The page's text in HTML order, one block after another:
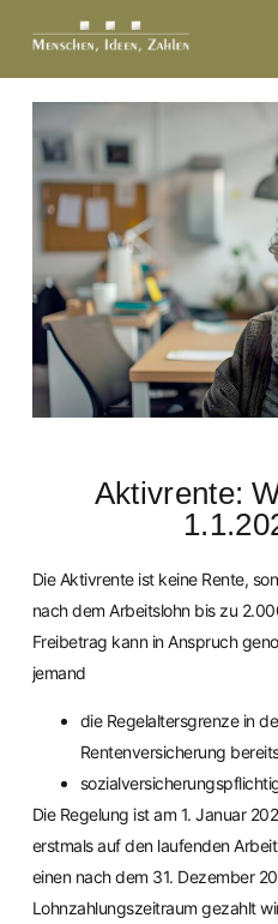
Aktivrente:
Die Aktivrente ist keine Rente,
nach dem Arbeitslohn bis zu
Freibetrag kann in Anspruch
jemand
die Regelaltersgrenze in
Rentenversicherung
Die Regelung ist am 1. Januar
erstmals auf den laufenden
einen nach dem 31. Dezember
Lohnzahlungszeitraum gezahlt